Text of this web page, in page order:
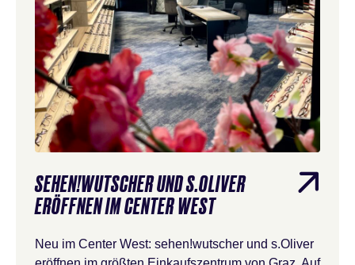
SEHEN!WUTSCHER UND S.OLIVER
ERÖFFNEN IM CENTER WEST
Neu im Center West: sehen!wutscher und s.Oliver